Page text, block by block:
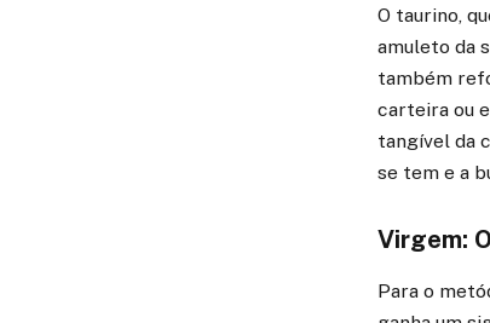
O taurino,
amuleto da
também
carteira ou
tangível da
se tem e a
Virgem:
Para o